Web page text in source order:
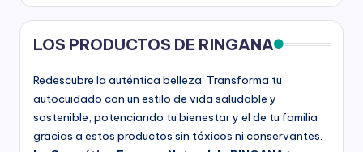
LOS PRODUCTOS DE RINGANA
Redescubre la auténtica belleza. Transforma tu
autocuidado con un estilo de vida saludable y
sostenible, potenciando tu bienestar y el de tu familia
gracias a estos productos sin tóxicos ni conservantes.